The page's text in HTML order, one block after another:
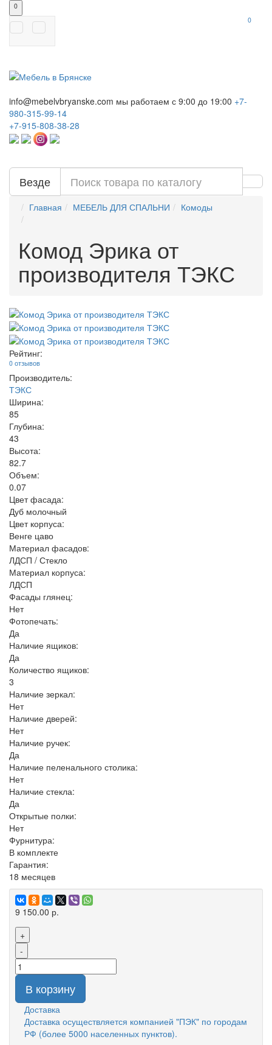
0
0
info@mebelvbryanske.com мы работаем с 9:00 до 19:00 +7-
980-315-99-14
+7-915-808-38-28
Везде
Главная МЕБЕЛЬ ДЛЯ СПАЛЬНИ Комоды
Комод Эрика от
производителя ТЭКС
Рейтинг:
0 отзывов
Производитель:
ТЭКС
Ширина:
85
Глубина:
43
Высота:
82.7
Объем:
0.07
Цвет фасада:
Дуб молочный
Цвет корпуса:
Венге цаво
Материал фасадов:
ЛДСП / Стекло
Материал корпуса:
ЛДСП
Фасады глянец:
Нет
Фотопечать:
Да
Наличие ящиков:
Да
Количество ящиков:
3
Наличие зеркал:
Нет
Наличие дверей:
Нет
Наличие ручек:
Да
Наличие пеленального столика:
Нет
Наличие стекла:
Да
Открытые полки:
Нет
Фурнитура:
В комплекте
Гарантия:
18 месяцев
9 150.00 р.
+
-
В корзину
Доставка
Доставка осуществляется компанией "ПЭК" по городам
РФ (более 5000 населенных пунктов).